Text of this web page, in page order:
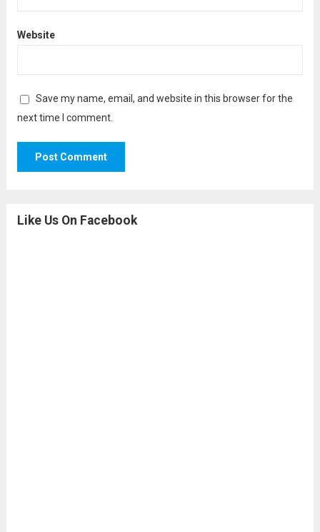
Website
Save my name, email, and website in this browser for the
next time I comment.
Like Us On Facebook